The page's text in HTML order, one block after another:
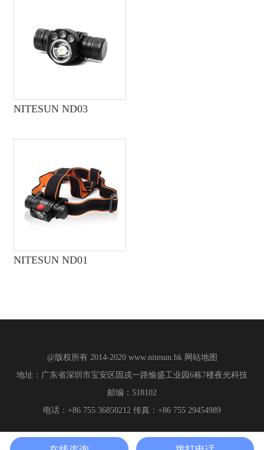
NITESUN ND03
NITESUN ND01
@版权所有 2014-2020 www.nitesun.hk 网站地图
地址：广东省深圳市宝安区固戍一路愉盛工业园6栋7楼夜光科技
邮编：518102
电话：+86 755 36850212 传真：+86 755 29454989